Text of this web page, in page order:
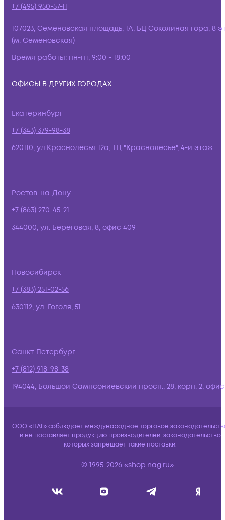
+7 (495) 950-57-11
107023, Семёновская площадь, 1А, БЦ Соколиная гора, 8
(м. Семёновская)
Время работы: пн-пт, 9:00 - 18:00
ОФИСЫ В ДРУГИХ ГОРОДАХ
Екатеринбург
+7 (343) 379-98-38
620110, ул.Краснолесья 12а, ТЦ "Краснолесье", 4-й этаж
Ростов-на-Дону
+7 (863) 270-45-21
344000, ул. Береговая, 8, офис 409
Новосибирск
+7 (383) 251-02-56
630112, ул. Гоголя, 51
Санкт-Петербург
+7 (812) 918-98-38
194044, Большой Сампсониевский просп., 28, корп. 2,
ООО «НАГ» соблюдает международное торговое
и не поставляет продукцию производителей, законодательство
которых запрещает такие поставки.
© 1995-2026 «shop.nag.ru»